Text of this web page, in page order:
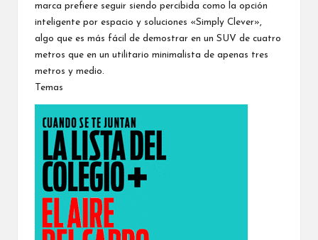
marca prefiere seguir siendo percibida como la opción
inteligente por espacio y soluciones «Simply Clever»,
algo que es más fácil de demostrar en un SUV de cuatro
metros que en un utilitario minimalista de apenas tres
metros y medio.
Temas